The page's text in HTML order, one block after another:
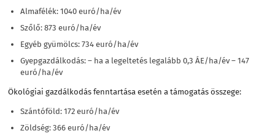
Almafélék: 1040 euró/ha/év
Szőlő: 873 euró/ha/év
Egyéb gyümölcs: 734 euró/ha/év
Gyepgazdálkodás: – ha a legeltetés legalább 0,3 ÁE/ha/év – 147
euró/ha/év
Ökológiai gazdálkodás fenntartása esetén a támogatás összege:
Szántóföld: 172 euró/ha/év
Zöldség: 366 euró/ha/év